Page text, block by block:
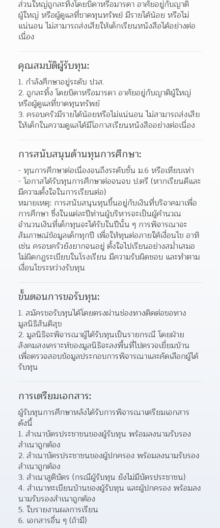
ส่วนใหญ่ถูกละทิ้งโดยบิดาหรือมารดา อาศัยอยู่กับญาติ
ผู้ใหญ่ หรือผู้ดูแลที่ขาดทุนทรัพย์ มีรายได้น้อย หรือไม่
แน่นอน ไม่สามารถส่งเสียให้เด็กเรียนหนังสือได้อย่างต่อ
เนื่อง
คุณสมบัติผู้รับทุน:
กำลังศึกษาอยู่ระดับ ปวส.
ถูกละทิ้ง โดยบิดาหรือมารดา อาศัยอยู่กับญาติผู้ใหญ่
หรือผู้ดูแลที่ขาดทุนทรัพย์
ครอบครัวมีรายได้น้อยหรือไม่แน่นอน ไม่สามารถส่งเสีย
ให้เด็กในความดูแลได้มีโอกาสเรียนหนังสืออย่างต่อเนื่อง
การสนับสนุนด้านทุนการศึกษา:
- ทุนการศึกษาต่อเนื่องจนถึงระดับชั้น ม.6 หรือเทียบเท่า
- โอกาสได้รับทุนการศึกษาต่อจนจบ ป.ตรี (หากเรียนดีและ
มีความตั้งใจในการเรียนต่อ)
หมายเหตุ: การสนับสนุนทุนขึ้นอยู่กับเงินที่บริจาคมาเพื่อ
การศึกษา ซึ่งในแต่ละปีท่านผู้บริหารจะเป็นผู้คำนวณ
จำนวนเงินที่เด็กทุนจะได้รับในปีนั้น ๆ การพิจารณาจะ
สัมภาษณ์ข้อมูลเด็กทุกปี เพื่อให้ทุนต่อภายใต้เงื่อนไข อาทิ
เช่น ครอบครัวยังยากจนอยู่ ตั้งใจไปเรียนอย่างสม่ำเสมอ
ไม่ผิดกฎระเบียบในโรงเรียน มีความรับผิดชอบ และทำตาม
เงื่อนไขระหว่างรับทุน
ขั้นตอนการขอรับทุน:
สมัครขอรับทุนได้โดยตรงผ่านช่องทางติดต่อขอทาง
มูลนิธิสันติสุข
มูลนิธิจะพิจารณาผู้ได้รับทุนเป็นรายกรณี โดยฝ่าย
สังคมสงเคราะห์ของมูลนิธิจะลงพื้นที่ไปตรวจเยี่ยมบ้าน
เพื่อตรวจสอบข้อมูลประกอบการพิจารณาและคัดเลือกผู้ได้
รับทุน
การเตรียมเอกสาร:
ผู้รับทุนการศึกษาหลังได้รับการพิจารณาเตรียมเอกสาร
ดังนี้
สำเนาบัตรประชาชนของผู้รับทุน พร้อมลงนามรับรอง
สำเนาถูกต้อง
สำเนาบัตรประชาชนของผู้ปกครอง พร้อมลงนามรับรอง
สำเนาถูกต้อง
สำเนาสูติบัตร (กรณีผู้รับทุน ยังไม่มีบัตรประชาชน)
สำเนาทะเบียนบ้านของผู้รับทุน และผู้ปกครอง พร้อมลง
นามรับรองสำเนาถูกต้อง
ใบรายงานผลการเรียน
เอกสารอื่น ๆ (ถ้ามี)